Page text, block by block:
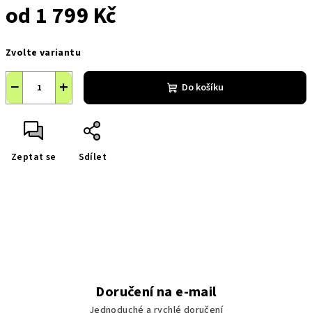
od 1 799 Kč
cena:
Zvolte variantu
+
− Do košíku
Zeptat se Sdílet
Doručení na e-mail
Jednoduché a rychlé doručení